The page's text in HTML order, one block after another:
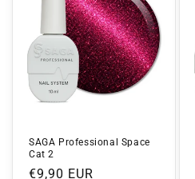
SAGA Professional Space
Cat 2
Normaler
€9,90 EUR